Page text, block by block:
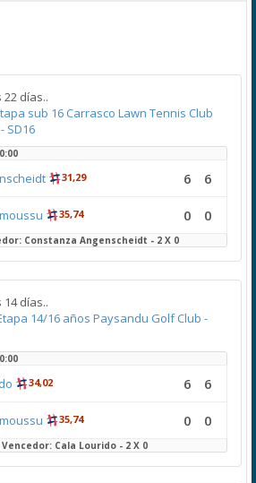
días..
sub 16 Carrasco Lawn Tennis Club
SD16
31,29 6 6
35,74 0 0
Constanza Angenscheidt - 2 X 0
días..
14/16 años Paysandu Golf Club -
34,02 6 6
35,74 0 0
Vencedor: Cala Lourido - 2 X 0